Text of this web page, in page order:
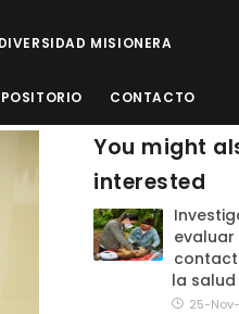
MISIONERA
CONTACTO
You might
interested
la
25-